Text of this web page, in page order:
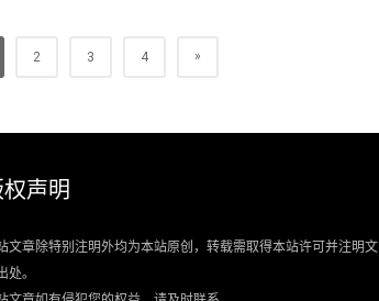
2 3 4 »
声明
文章除特别注明外均为本站原创，转载需取得本站许可并注明文
处。